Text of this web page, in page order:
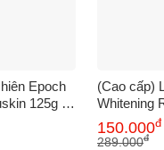
Epoch
125g -
Ngừa
(Cao cấp)
Whitening
#1, Làm
Mỹ Phẩm
150.000đ
289.000đ